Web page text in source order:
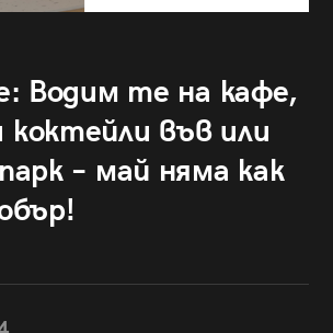
Водим те на кафе,
във или
– май няма как